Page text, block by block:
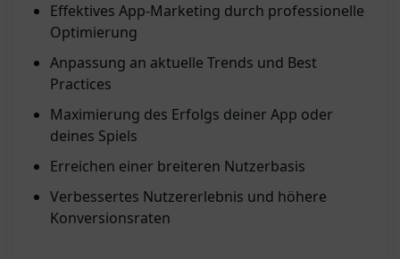
Effektives App-Marketing durch professionelle
Optimierung
Anpassung an aktuelle Trends und Best
Practices
Maximierung des Erfolgs deiner App oder
deines Spiels
Erreichen einer breiteren Nutzerbasis
Verbessertes Nutzererlebnis und höhere
Konversionsraten